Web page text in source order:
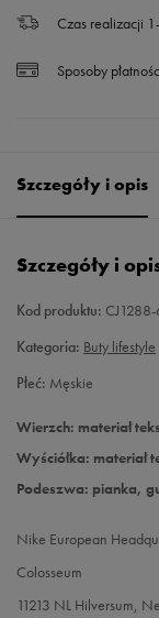
46 30 cm
Czas realizacji
Sposoby
Szczegóły i opis
Szczegóły i
Kod produktu:
Kategoria: Buty lifestyle
Płeć: Męskie
Wierzch: materiał
Wyściółka: materiał
Podeszwa: pianka,
Nike European
Colosseum
11213 NL Hilversum,